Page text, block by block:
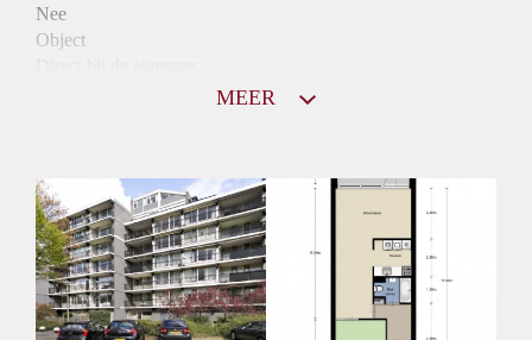
Nee
Object
Huurtoeslag
Niet mogelijk
Inkomen eis
2,9 X Maandhuur Bruto
Huurtermijn
Onbepaalde termijn
MEER